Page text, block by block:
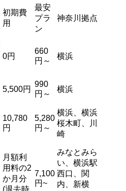
初期費
用
最安
プラ
ン
神奈川拠点
0円
660
円～
横浜
5,500円
990
円～
横浜
10,780
円
5,280
円～
横浜、横浜
桜木町、川
崎
月額利
用料の2
か月分
(退去時
7,100
円~
みなとみら
い、横浜駅
西口、関
内、新横